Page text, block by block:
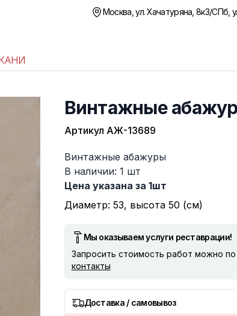
Москва, ул. Хачатуряна, 8к3/СПб,
Винтажные
Артикул АЖ-13689
Описание
Винтажные абажуры
В наличии: 1 шт
Цена указана за 1шт
Диаметр: 53, высота 50 (см)
Мы оказываем услуги реставрации!
Запросить стоимость работ можно
контакты
Доставка / самовывоз